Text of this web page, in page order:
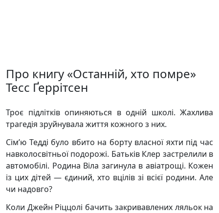
Про книгу «Останній, хто помре»
Тесс Ґеррітсен
Троє підлітків опиняються в одній школі. Жахлива
трагедія зруйнувала життя кожного з них.
Сім’ю Тедді було вбито на борту власної яхти під час
навколосвітньої подорожі. Батьків Клер застрелили в
автомобілі. Родина Віла загинула в авіатрощі. Кожен
із цих дітей — єдиний, хто вцілів зі всієї родини. Але
чи надовго?
Коли Джейн Ріццолі бачить закривавлених ляльок на